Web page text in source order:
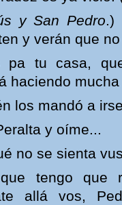
y San Pedro.)
y verán que
pa tu casa,
haciendo
los mandó a
y oíme...
no se sienta
tengo que
allá vos,